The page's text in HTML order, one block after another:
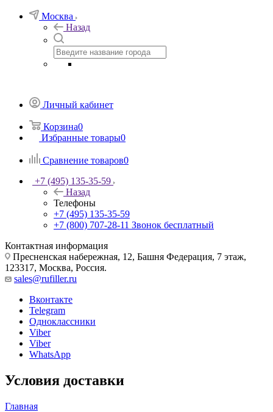
Москва
Назад
Личный кабинет
Корзина0
Избранные товары0
Сравнение товаров0
+7 (495) 135-35-59
Назад
Телефоны
+7 (495) 135-35-59
+7 (800) 707-28-11 Звонок бесплатный
Контактная информация
Пресненская набережная, 12, Башня Федерация, 7 этаж,
123317, Москва, Россия.
sales@rufiller.ru
Вконтакте
Telegram
Одноклассники
Viber
Viber
WhatsApp
Условия доставки
Главная